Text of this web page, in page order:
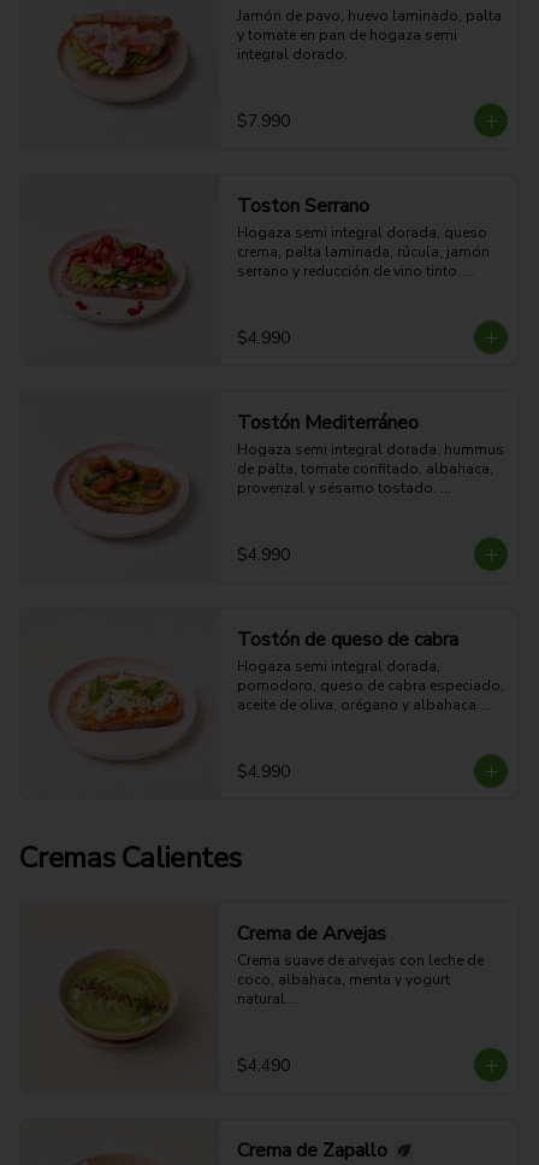
Jamón de pavo, huevo laminado, palta
y tomate en pan de hogaza semi
integral dorado.
$7.990
Toston Serrano
Hogaza semi integral dorada, queso
crema, palta laminada, rúcula, jamón
serrano y reducción de vino tinto.
$4.990
Tostón Mediterráneo
Hogaza semi integral dorada, hummus
de palta, tomate confitado, albahaca,
provenzal y sésamo tostado.
grasa - 7g Fibra - 444 Kcal
$4.990
Tostón de queso de cabra
Hogaza semi integral dorada,
pomodoro, queso de cabra especiado,
aceite de oliva, orégano y albahaca
35g grasa - 4g Fibra - 510 Kcal
$4.990
Cremas Calientes
Crema de Arvejas
Crema suave de arvejas con leche de
coco, albahaca, menta y yogurt
natural.
$4.490
Crema de Zapallo